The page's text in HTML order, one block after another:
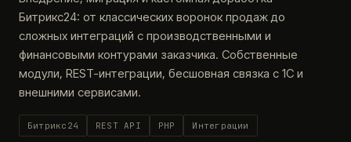
Битрикс24: от классических воронок продаж до
сложных интеграций с производственными и
финансовыми контурами заказчика. Собственные
модули, REST-интеграции, бесшовная связка с 1С и
внешними сервисами.
Битрикс24 REST API PHP Интеграции